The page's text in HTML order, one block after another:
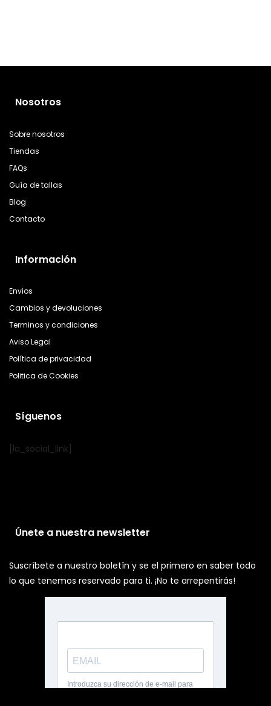
Nosotros
Sobre nosotros
Tiendas
FAQs
Guía de tallas
Blog
Contacto
Información
Envios
Cambios y devoluciones
Terminos y condiciones
Aviso Legal
Política de privacidad
Politica de Cookies
Síguenos
[la_social_link]
Únete a nuestra newsletter
Suscríbete a nuestro boletín y se el primero en saber todo
lo que tenemos reservado para ti. ¡No te arrepentirás!